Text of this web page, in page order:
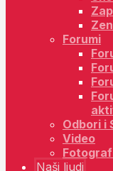
Forumi
Odbori i
Video
Naši ljudi